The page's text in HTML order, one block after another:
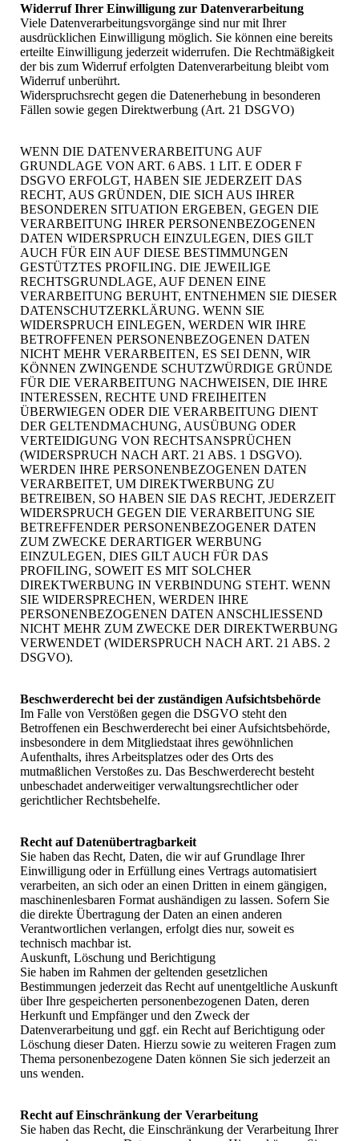
Widerruf Ihrer Einwilligung zur Datenverarbeitung
Viele Datenverarbeitungsvorgänge sind nur mit Ihrer
ausdrücklichen Einwilligung möglich. Sie können eine bereits
erteilte Einwilligung jederzeit widerrufen. Die Rechtmäßigkeit
der bis zum Widerruf erfolgten Datenverarbeitung bleibt vom
Widerruf unberührt.
Widerspruchsrecht gegen die Datenerhebung in besonderen
Fällen sowie gegen Direktwerbung (Art. 21 DSGVO)
WENN DIE DATENVERARBEITUNG AUF
GRUNDLAGE VON ART. 6 ABS. 1 LIT. E ODER F
DSGVO ERFOLGT, HABEN SIE JEDERZEIT DAS
RECHT, AUS GRÜNDEN, DIE SICH AUS IHRER
BESONDEREN SITUATION ERGEBEN, GEGEN DIE
VERARBEITUNG IHRER PERSONENBEZOGENEN
DATEN WIDERSPRUCH EINZULEGEN, DIES GILT
AUCH FÜR EIN AUF DIESE BESTIMMUNGEN
GESTÜTZTES PROFILING. DIE JEWEILIGE
RECHTSGRUNDLAGE, AUF DENEN EINE
VERARBEITUNG BERUHT, ENTNEHMEN SIE DIESER
DATENSCHUTZERKLÄRUNG. WENN SIE
WIDERSPRUCH EINLEGEN, WERDEN WIR IHRE
BETROFFENEN PERSONENBEZOGENEN DATEN
NICHT MEHR VERARBEITEN, ES SEI DENN, WIR
KÖNNEN ZWINGENDE SCHUTZWÜRDIGE GRÜNDE
FÜR DIE VERARBEITUNG NACHWEISEN, DIE IHRE
INTERESSEN, RECHTE UND FREIHEITEN
ÜBERWIEGEN ODER DIE VERARBEITUNG DIENT
DER GELTENDMACHUNG, AUSÜBUNG ODER
VERTEIDIGUNG VON RECHTSANSPRÜCHEN
(WIDERSPRUCH NACH ART. 21 ABS. 1 DSGVO).
WERDEN IHRE PERSONENBEZOGENEN DATEN
VERARBEITET, UM DIREKTWERBUNG ZU
BETREIBEN, SO HABEN SIE DAS RECHT, JEDERZEIT
WIDERSPRUCH GEGEN DIE VERARBEITUNG SIE
BETREFFENDER PERSONENBEZOGENER DATEN
ZUM ZWECKE DERARTIGER WERBUNG
EINZULEGEN, DIES GILT AUCH FÜR DAS
PROFILING, SOWEIT ES MIT SOLCHER
DIREKTWERBUNG IN VERBINDUNG STEHT. WENN
SIE WIDERSPRECHEN, WERDEN IHRE
PERSONENBEZOGENEN DATEN ANSCHLIESSEND
NICHT MEHR ZUM ZWECKE DER DIREKTWERBUNG
VERWENDET (WIDERSPRUCH NACH ART. 21 ABS. 2
DSGVO).
Beschwerde­recht bei der zuständigen Aufsichts­behörde
Im Falle von Verstößen gegen die DSGVO steht den
Betroffenen ein Beschwerderecht bei einer Aufsichtsbehörde,
insbesondere in dem Mitgliedstaat ihres gewöhnlichen
Aufenthalts, ihres Arbeitsplatzes oder des Orts des
mutmaßlichen Verstoßes zu. Das Beschwerderecht besteht
unbeschadet anderweitiger verwaltungsrechtlicher oder
gerichtlicher Rechtsbehelfe.
Recht auf Daten­übertrag­barkeit
Sie haben das Recht, Daten, die wir auf Grundlage Ihrer
Einwilligung oder in Erfüllung eines Vertrags automatisiert
verarbeiten, an sich oder an einen Dritten in einem gängigen,
maschinenlesbaren Format aushändigen zu lassen. Sofern Sie
die direkte Übertragung der Daten an einen anderen
Verantwortlichen verlangen, erfolgt dies nur, soweit es
technisch machbar ist.
Auskunft, Löschung und Berichtigung
Sie haben im Rahmen der geltenden gesetzlichen
Bestimmungen jederzeit das Recht auf unentgeltliche Auskunft
über Ihre gespeicherten personenbezogenen Daten, deren
Herkunft und Empfänger und den Zweck der
Datenverarbeitung und ggf. ein Recht auf Berichtigung oder
Löschung dieser Daten. Hierzu sowie zu weiteren Fragen zum
Thema personenbezogene Daten können Sie sich jederzeit an
uns wenden.
Recht auf Einschränkung der Verarbeitung
Sie haben das Recht, die Einschränkung der Verarbeitung Ihrer